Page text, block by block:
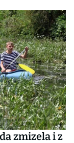
zmizela i z